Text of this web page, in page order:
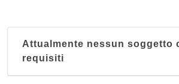
Attualmente nessun soggetto
requisiti